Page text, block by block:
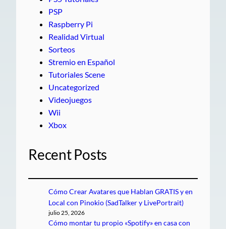
PSP
Raspberry Pi
Realidad Virtual
Sorteos
Stremio en Español
Tutoriales Scene
Uncategorized
Videojuegos
Wii
Xbox
Recent Posts
Cómo Crear Avatares que Hablan GRATIS y en
Local con Pinokio (SadTalker y LivePortrait)
julio 25, 2026
Cómo montar tu propio «Spotify» en casa con